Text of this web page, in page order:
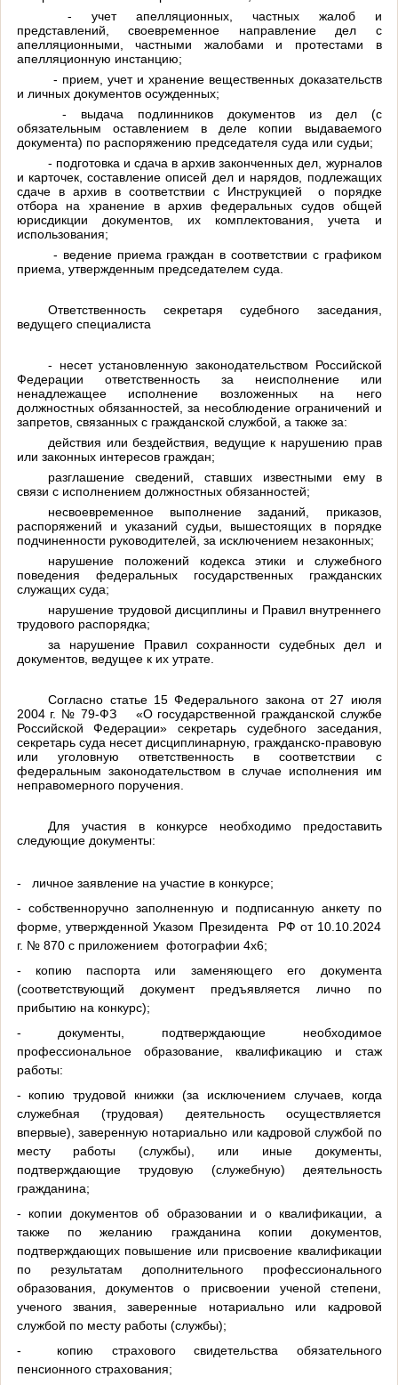
- учет апелляционных, частных жалоб и
представлений, своевременное направление дел с
апелляционными, частными жалобами и протестами в
апелляционную инстанцию;
- прием, учет и хранение вещественных доказательств
и личных документов осужденных;
- выдача подлинников документов из дел (с
обязательным оставлением в деле копии выдаваемого
документа) по распоряжению председателя суда или судьи;
- подготовка и сдача в архив законченных дел, журналов
и карточек, составление описей дел и нарядов, подлежащих
сдаче в архив в соответствии с Инструкцией о порядке
отбора на хранение в архив федеральных судов общей
юрисдикции документов, их комплектования, учета и
использования;
- ведение приема граждан в соответствии с графиком
приема, утвержденным председателем суда.
Ответственность секретаря судебного заседания,
ведущего специалиста
- несет установленную законодательством Российской
Федерации ответственность за неисполнение или
ненадлежащее исполнение возложенных на него
должностных обязанностей, за несоблюдение ограничений и
запретов, связанных с гражданской службой, а также за:
действия или бездействия, ведущие к нарушению прав
или законных интересов граждан;
разглашение сведений, ставших известными ему в
связи с исполнением должностных обязанностей;
несвоевременное выполнение заданий, приказов,
распоряжений и указаний судьи, вышестоящих в порядке
подчиненности руководителей, за исключением незаконных;
нарушение положений кодекса этики и служебного
поведения федеральных государственных гражданских
служащих суда;
нарушение трудовой дисциплины и Правил внутреннего
трудового распорядка;
за нарушение Правил сохранности судебных дел и
документов, ведущее к их утрате.
Согласно статье 15 Федерального закона от 27 июля
2004 г. № 79-ФЗ «О государственной гражданской службе
Российской Федерации» секретарь судебного заседания,
секретарь суда несет дисциплинарную, гражданско-правовую
или уголовную ответственность в соответствии с
федеральным законодательством в случае исполнения им
неправомерного поручения.
Для участия в конкурсе необходимо предоставить
следующие документы:
- личное заявление на участие в конкурсе;
- собственноручно заполненную и подписанную анкету по
форме, утвержденной Указом Президента РФ от 10.10.2024
г. № 870 с приложением фотографии 4х6;
- копию паспорта или заменяющего его документа
(соответствующий документ предъявляется лично по
прибытию на конкурс);
- документы, подтверждающие необходимое
профессиональное образование, квалификацию и стаж
работы:
- копию трудовой книжки (за исключением случаев, когда
служебная (трудовая) деятельность осуществляется
впервые), заверенную нотариально или кадровой службой по
месту работы (службы), или иные документы,
подтверждающие трудовую (служебную) деятельность
гражданина;
- копии документов об образовании и о квалификации, а
также по желанию гражданина копии документов,
подтверждающих повышение или присвоение квалификации
по результатам дополнительного профессионального
образования, документов о присвоении ученой степени,
ученого звания, заверенные нотариально или кадровой
службой по месту работы (службы);
- копию страхового свидетельства обязательного
пенсионного страхования;